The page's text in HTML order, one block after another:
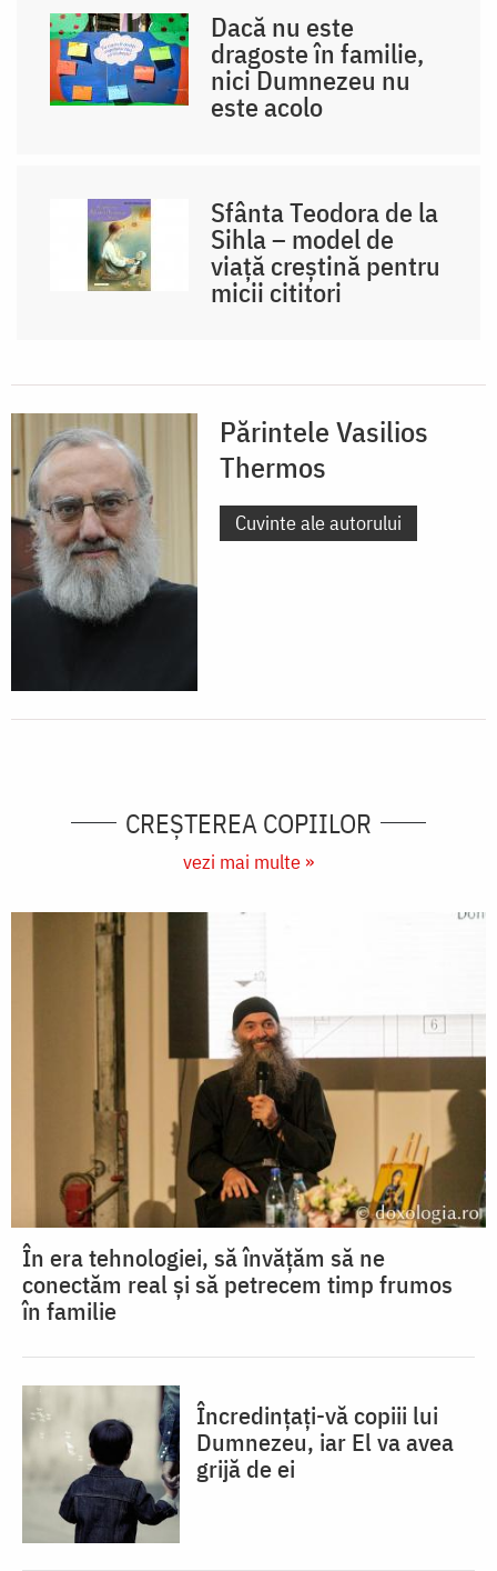
Dacă nu este
dragoste în familie,
nici Dumnezeu nu
este acolo
Sfânta Teodora de la
Sihla – model de
viaţă creştină pentru
micii cititori
Părintele Vasilios
Thermos
Cuvinte ale autorului
CREŞTEREA COPIILOR
vezi mai multe »
În era tehnologiei, să învățăm să ne
conectăm real și să petrecem timp frumos
în familie
Încredințați-vă copiii lui
Dumnezeu, iar El va avea
grijă de ei